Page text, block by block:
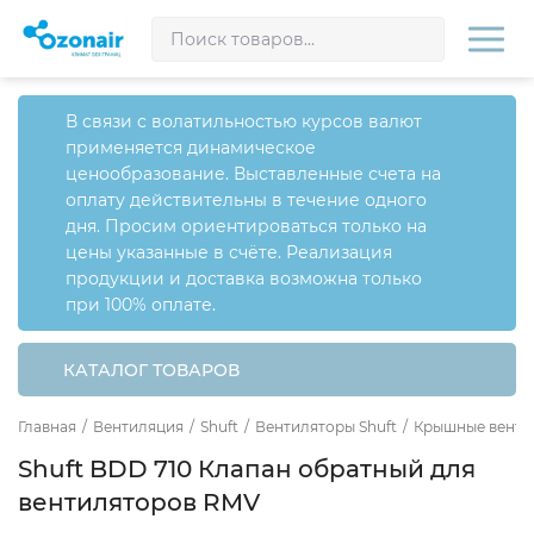
В связи с волатильностью курсов валют
применяется динамическое
ценообразование. Выставленные счета на
оплату действительны в течение одного
дня. Просим ориентироваться только на
цены указанные в счёте. Реализация
продукции и доставка возможна только
при 100% оплате.
КАТАЛОГ ТОВАРОВ
Главная / Вентиляция / Shuft / Вентиляторы Shuft / Крышные
Shuft BDD 710 Клапан обратный для
вентиляторов RMV